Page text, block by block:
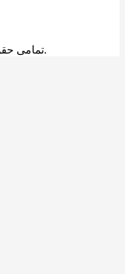
© تمامیمحفوظ می باشد.